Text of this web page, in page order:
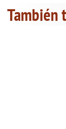
También